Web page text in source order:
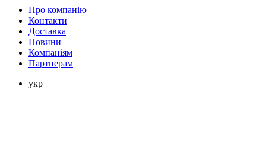
Про компанію
Контакти
Доставка
Новини
Компаніям
Партнерам
укр